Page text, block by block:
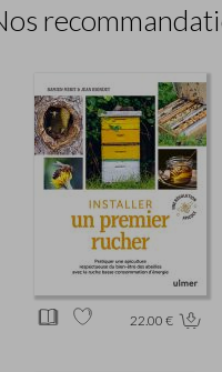
22.00 €